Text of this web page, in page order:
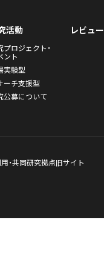
活動
プロジェクト・
ント
実験型
ーチ支援型
公募について
レビュー
・共同研究拠点旧サイト